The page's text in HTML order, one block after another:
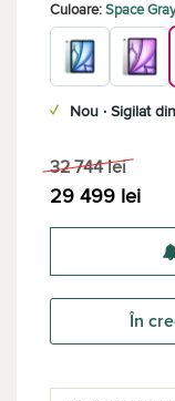
Culoare:Space Gray
✓ Nou · Sigilat
32 744 lei
29 499 lei
În